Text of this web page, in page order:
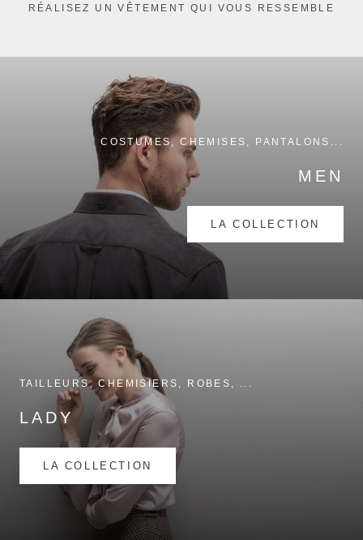
RÉALISEZ UN VÊTEMENT QUI VOUS RESSEMBLE
COSTUMES, CHEMISES, PANTALONS...
MEN
LA COLLECTION
TAILLEURS, CHEMISIERS, ROBES, ...
LADY
LA COLLECTION